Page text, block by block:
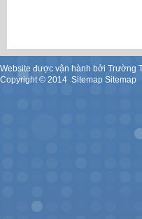
Website được vận hành bởi Trường
Copyright © 2014 Sitemap Sitemap